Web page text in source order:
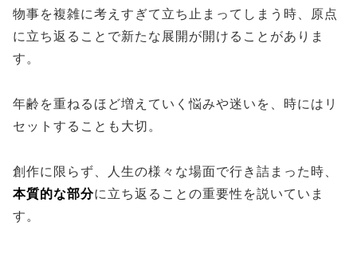
物事を複雑に考えすぎて立ち止まってしまう時、原点
に立ち返ることで新たな展開が開けることがありま
す。
年齢を重ねるほど増えていく悩みや迷いを、時にはリ
セットすることも大切。
創作に限らず、人生の様々な場面で行き詰まった時、
本質的な部分に立ち返ることの重要性を説いていま
す。